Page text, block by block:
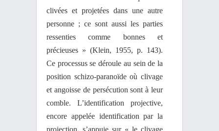
clivées et projetées dans une autre
personne ; ce sont aussi les parties
ressenties comme bonnes et
précieuses » (Klein, 1955, p. 143).
Ce processus se déroule au sein de la
position schizo-paranoïde où clivage
et angoisse de persécution sont à leur
comble. L’identification projective,
encore appelée identification par la
projection, s’appuie sur « le clivage